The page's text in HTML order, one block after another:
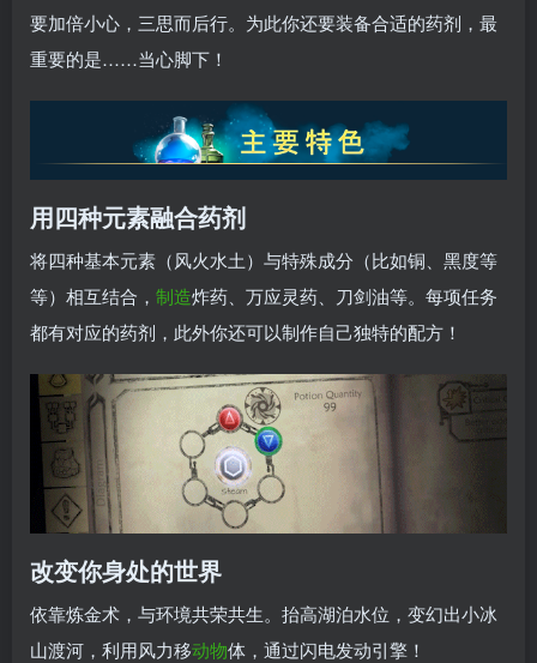
要加倍小心，三思而后行。为此你还要装备合适的药剂，最
重要的是……当心脚下！
用四种元素融合药剂
将四种基本元素（风火水土）与特殊成分（比如铜、黑度等
等）相互结合， 制造炸药、万应灵药、刀剑油等。每项任务
都有对应的药剂，此外你还可以制作自己独特的配方！
改变你身处的世界
依靠炼金术，与环境共荣共生。抬高湖泊水位，变幻出小冰
山渡河，利用风力移动物体，通过闪电发动引擎！